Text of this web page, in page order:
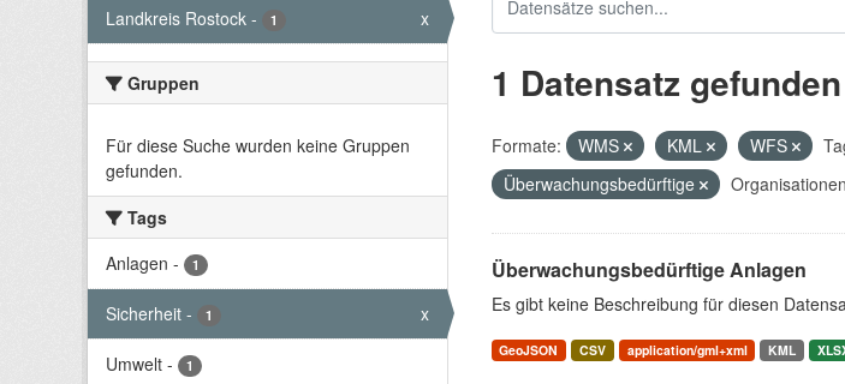
Landkreis Rostock - 1 x
Gruppen
Für diese Suche wurden keine Gruppen
gefunden.
Tags
Anlagen - 1
Sicherheit - 1 x
Umwelt - 1
1 Datensatz gefunden
Formate: WMS KML WFS
Überwachungsbedürftige
Überwachungsbedürftige Anlagen
Es gibt keine Beschreibung für diesen
GeoJSON CSV application/gml+xml KML